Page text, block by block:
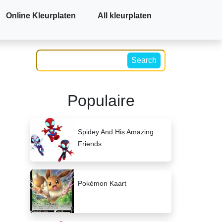
Online Kleurplaten All kleurplaten
Search
Populaire
Spidey And His Amazing
Friends
Pokémon Kaart